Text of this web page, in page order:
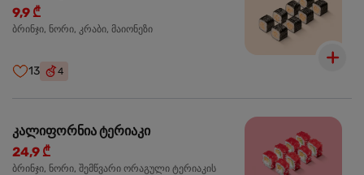
9,9 ₾
ბრინჯი, ნორი, კრაბი, მაიონეზი
13 4
კალიფორნია ტერიაკი
24,9 ₾
ბრინჯი, ნორი, შემწვარი ორაგული ტერიაკის